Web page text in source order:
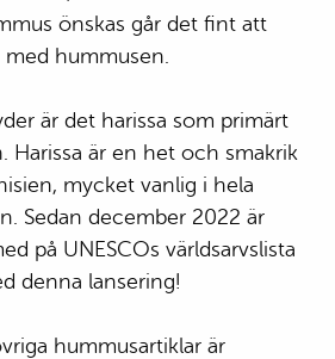
önskas går det fint att
hummusen.
är det harissa som primärt
Harissa är en het och smakrik
mycket vanlig i hela
Sedan december 2022 är
på UNESCOs världsarvslista
denna lansering!
hummusartiklar är